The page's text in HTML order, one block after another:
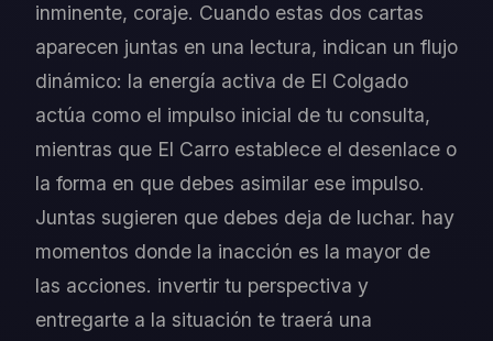
inminente, coraje. Cuando estas dos cartas
aparecen juntas en una lectura, indican un flujo
dinámico: la energía activa de El Colgado
actúa como el impulso inicial de tu consulta,
mientras que El Carro establece el desenlace o
la forma en que debes asimilar ese impulso.
Juntas sugieren que debes deja de luchar. hay
momentos donde la inacción es la mayor de
las acciones. invertir tu perspectiva y
entregarte a la situación te traerá una